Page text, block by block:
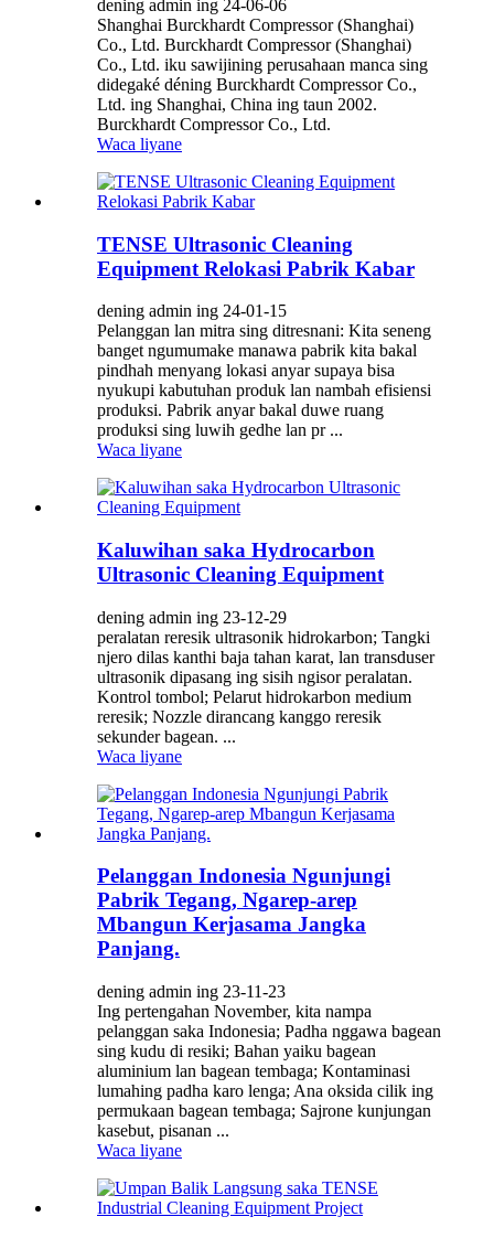
dening admin ing 24-06-06
Shanghai Burckhardt Compressor (Shanghai)
Co., Ltd. Burckhardt Compressor (Shanghai)
Co., Ltd. iku sawijining perusahaan manca sing
didegaké déning Burckhardt Compressor Co.,
Ltd. ing Shanghai, China ing taun 2002.
Burckhardt Compressor Co., Ltd.
Waca liyane
TENSE Ultrasonic Cleaning
Equipment Relokasi Pabrik Kabar
dening admin ing 24-01-15
Pelanggan lan mitra sing ditresnani: Kita seneng
banget ngumumake manawa pabrik kita bakal
pindhah menyang lokasi anyar supaya bisa
nyukupi kabutuhan produk lan nambah efisiensi
produksi. Pabrik anyar bakal duwe ruang
produksi sing luwih gedhe lan pr ...
Waca liyane
Kaluwihan saka Hydrocarbon
Ultrasonic Cleaning Equipment
dening admin ing 23-12-29
peralatan reresik ultrasonik hidrokarbon; Tangki
njero dilas kanthi baja tahan karat, lan transduser
ultrasonik dipasang ing sisih ngisor peralatan.
Kontrol tombol; Pelarut hidrokarbon medium
reresik; Nozzle dirancang kanggo reresik
sekunder bagean. ...
Waca liyane
Pelanggan Indonesia Ngunjungi
Pabrik Tegang, Ngarep-arep
Mbangun Kerjasama Jangka
Panjang.
dening admin ing 23-11-23
Ing pertengahan November, kita nampa
pelanggan saka Indonesia; Padha nggawa bagean
sing kudu di resiki; Bahan yaiku bagean
aluminium lan bagean tembaga; Kontaminasi
lumahing padha karo lenga; Ana oksida cilik ing
permukaan bagean tembaga; Sajrone kunjungan
kasebut, pisanan ...
Waca liyane